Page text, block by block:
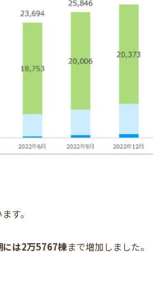
す。
には2万5767棟まで増加しました。